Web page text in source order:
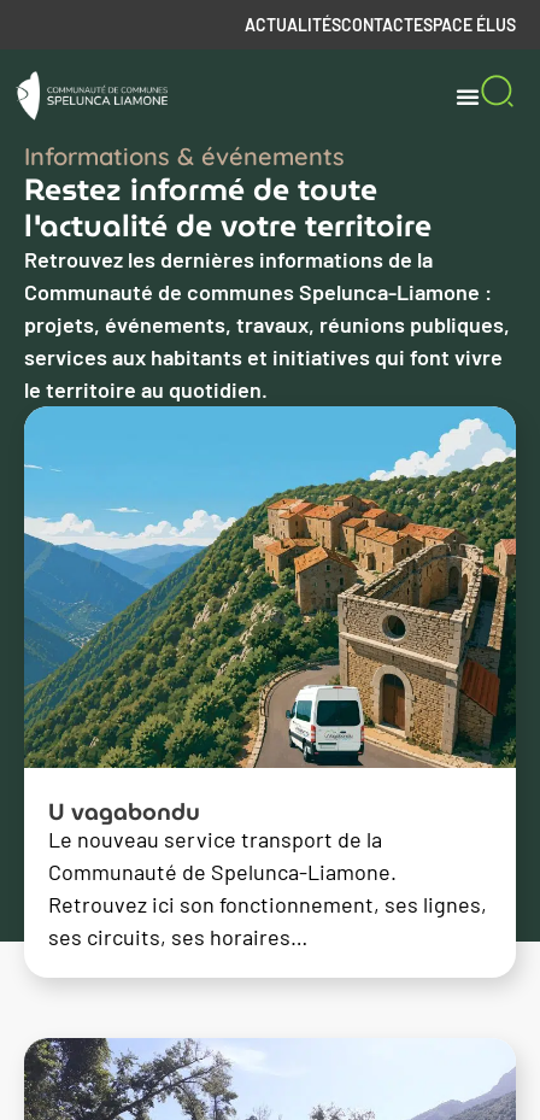
ACTUALITÉSCONTACTESPACE ÉLUS
Informations & événements
Restez informé de toute
l'actualité de votre territoire
Retrouvez les dernières informations de la
Communauté de communes Spelunca-Liamone :
projets, événements, travaux, réunions publiques,
services aux habitants et initiatives qui font vivre
le territoire au quotidien.
U vagabondu
Le nouveau service transport de la
Communauté de Spelunca-Liamone.
Retrouvez ici son fonctionnement, ses lignes,
ses circuits, ses horaires…